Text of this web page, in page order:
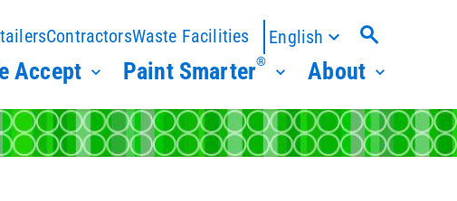
ContractorsWaste Facilities English
Accept Paint Smarter® About